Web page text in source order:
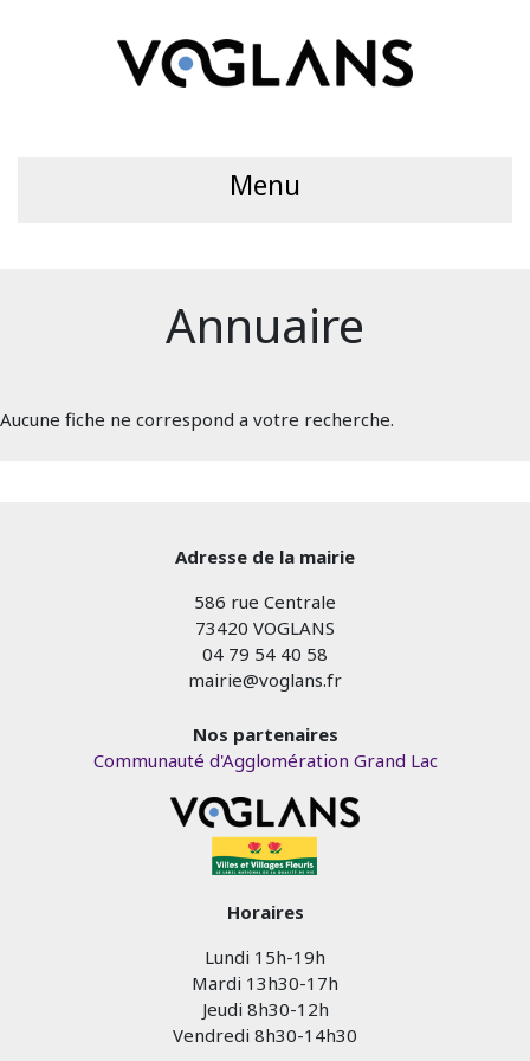
Menu
Annuaire
Aucune fiche ne correspond a votre recherche.
Adresse de la mairie
586 rue Centrale
73420 VOGLANS
04 79 54 40 58
mairie@voglans.fr
Nos partenaires
Communauté d'Agglomération Grand Lac
Horaires
Lundi 15h-19h
Mardi 13h30-17h
Jeudi 8h30-12h
Vendredi 8h30-14h30